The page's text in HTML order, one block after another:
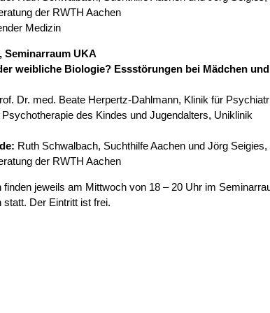
der RWTH Aachen
Medizin
Seminarraum UKA
weibliche Biologie? Essstörungen bei Mädchen und
Dr. med. Beate Herpertz-Dahlmann, Klinik für
des Kindes und Jugendalters, Uniklinik
Ruth Schwalbach, Suchthilfe Aachen und Jörg Seigies,
der RWTH Aachen
finden jeweils am Mittwoch von 18 – 20 Uhr im
Der Eintritt ist frei.